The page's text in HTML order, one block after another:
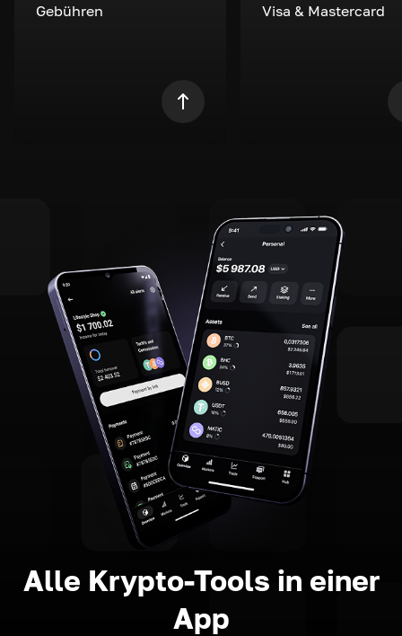
Gebühren
Visa & Mastercard
Alle Krypto-Tools in einer
App